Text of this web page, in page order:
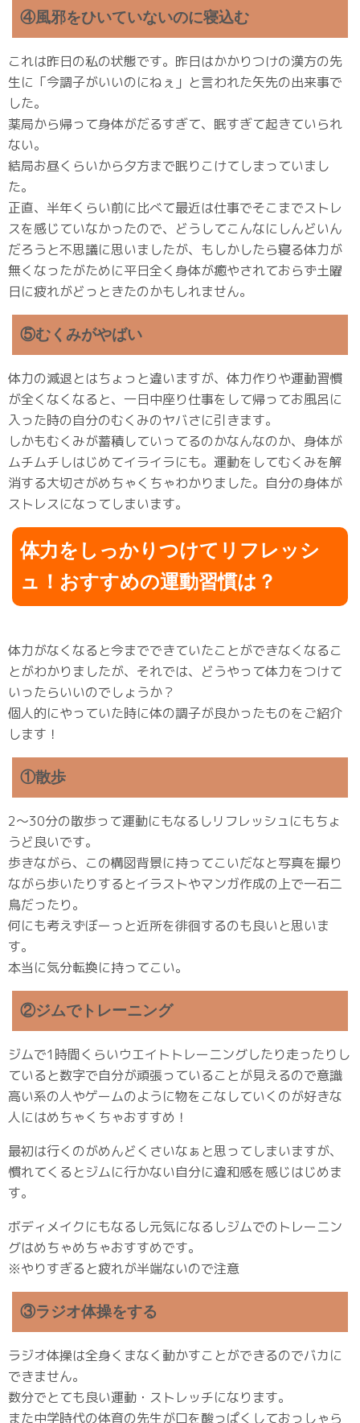
④風邪をひいていないのに寝込む
これは昨日の私の状態です。昨日はかかりつけの漢方の先
生に「今調子がいいのにねぇ」と言われた矢先の出来事で
した。
薬局から帰って身体がだるすぎて、眠すぎて起きていられ
ない。
結局お昼くらいから夕方まで眠りこけてしまっていまし
た。
正直、半年くらい前に比べて最近は仕事でそこまでストレ
スを感じていなかったので、どうしてこんなにしんどいん
だろうと不思議に思いましたが、もしかしたら寝る体力が
無くなったがために平日全く身体が癒やされておらず土曜
日に疲れがどっときたのかもしれません。
⑤むくみがやばい
体力の減退とはちょっと違いますが、体力作りや運動習慣
が全くなくなると、一日中座り仕事をして帰ってお風呂に
入った時の自分のむくみのヤバさに引きます。
しかもむくみが蓄積していってるのかなんなのか、身体が
ムチムチしはじめてイライラにも。運動をしてむくみを解
消する大切さがめちゃくちゃわかりました。自分の身体が
ストレスになってしまいます。
体力をしっかりつけてリフレッシ
ュ！おすすめの運動習慣は？
体力がなくなると今までできていたことができなくなるこ
とがわかりましたが、それでは、どうやって体力をつけて
いったらいいのでしょうか？
個人的にやっていた時に体の調子が良かったものをご紹介
します！
①散歩
2〜30分の散歩って運動にもなるしリフレッシュにもちょ
うど良いです。
歩きながら、この構図背景に持ってこいだなと写真を撮り
ながら歩いたりするとイラストやマンガ作成の上で一石二
鳥だったり。
何にも考えずぼーっと近所を徘徊するのも良いと思いま
す。
本当に気分転換に持ってこい。
②ジムでトレーニング
ジムで1時間くらいウエイトトレーニングしたり走ったりし
ていると数字で自分が頑張っていることが見えるので意識
高い系の人やゲームのように物をこなしていくのが好きな
人にはめちゃくちゃおすすめ！
最初は行くのがめんどくさいなぁと思ってしまいますが、
慣れてくるとジムに行かない自分に違和感を感じはじめま
す。
ボディメイクにもなるし元気になるしジムでのトレーニン
グはめちゃめちゃおすすめです。
※やりすぎると疲れが半端ないので注意
③ラジオ体操をする
ラジオ体操は全身くまなく動かすことができるのでバカに
できません。
数分でとても良い運動・ストレッチになります。
また中学時代の体育の先生が口を酸っぱくしておっしゃら